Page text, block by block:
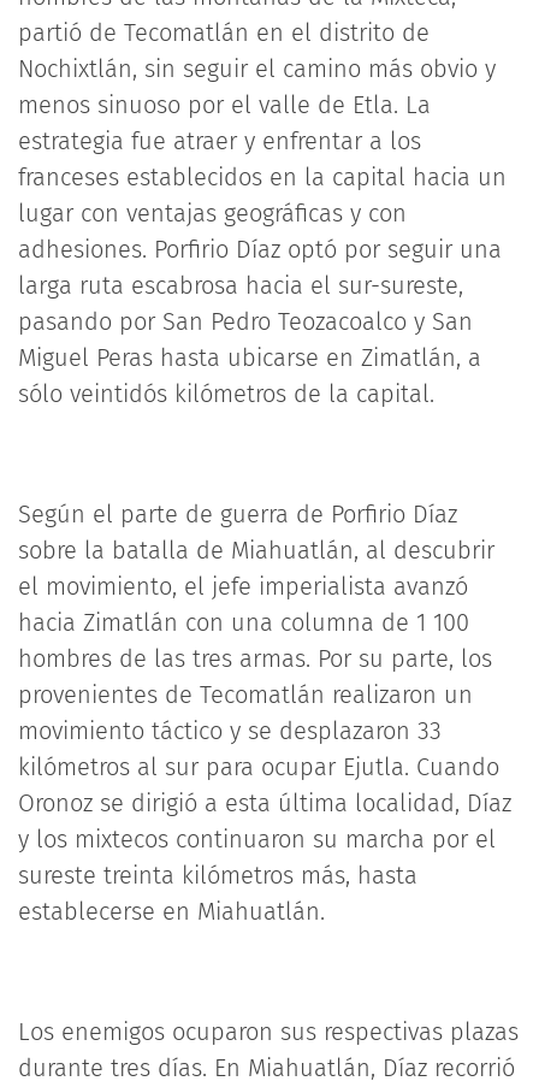
partió de Tecomatlán en el distrito de
Nochixtlán, sin seguir el camino más obvio y
menos sinuoso por el valle de Etla. La
estrategia fue atraer y enfrentar a los
franceses establecidos en la capital hacia un
lugar con ventajas geográficas y con
adhesiones. Porfirio Díaz optó por seguir una
larga ruta escabrosa hacia el sur-sureste,
pasando por San Pedro Teozacoalco y San
Miguel Peras hasta ubicarse en Zimatlán, a
sólo veintidós kilómetros de la capital.
Según el parte de guerra de Porfirio Díaz
sobre la batalla de Miahuatlán, al descubrir
el movimiento, el jefe imperialista avanzó
hacia Zimatlán con una columna de 1 100
hombres de las tres armas. Por su parte, los
provenientes de Tecomatlán realizaron un
movimiento táctico y se desplazaron 33
kilómetros al sur para ocupar Ejutla. Cuando
Oronoz se dirigió a esta última localidad, Díaz
y los mixtecos continuaron su marcha por el
sureste treinta kilómetros más, hasta
establecerse en Miahuatlán.
Los enemigos ocuparon sus respectivas plazas
durante tres días. En Miahuatlán, Díaz recorrió